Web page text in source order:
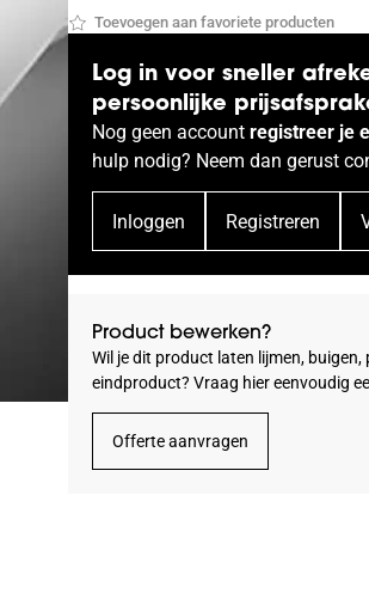
Toevoegen aan favoriete producten
Log in voor sneller
persoonlijke
Nog geen accountregistreer je
hulp nodig? Neem dan gerust
Inloggen Registreren
Product bewerken?
Wil je dit product laten lijmen,
eindproduct? Vraag hier eenvoudig
Offerte aanvragen